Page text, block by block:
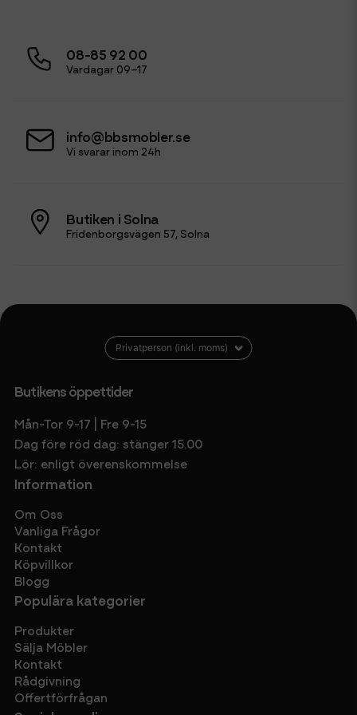
08-85 92 00
Vardagar 09–17
info@bbsmobler.se
Vi svarar inom 24h
Butiken i Solna
Fridenborgsvägen 57, Solna
Butikens öppettider
Mån-Tor 9-17 | Fre 9-15
Dag före röd dag: stänger 15.00
Lör: enligt överenskommelse
Information
Om Oss
Vanliga Frågor
Kontakt
Köpvillkor
Blogg
Populära kategorier
Produkter
Sälja Möbler
Kontakt
Rådgivning
Offertförfrågan